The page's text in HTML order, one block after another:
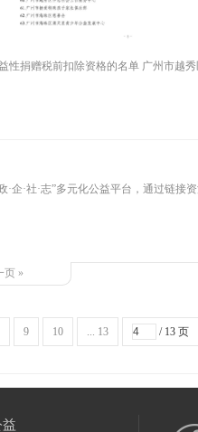
性捐赠税前扣除资格的名单 广州市越
企·社·志”多元化公益平台，通过链
页 »
9 10 ... 13 / 13 页